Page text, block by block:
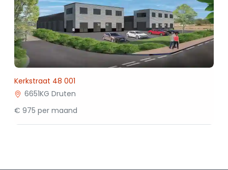
Kerkstraat 48 001
6651KG Druten
€ 975 per maand